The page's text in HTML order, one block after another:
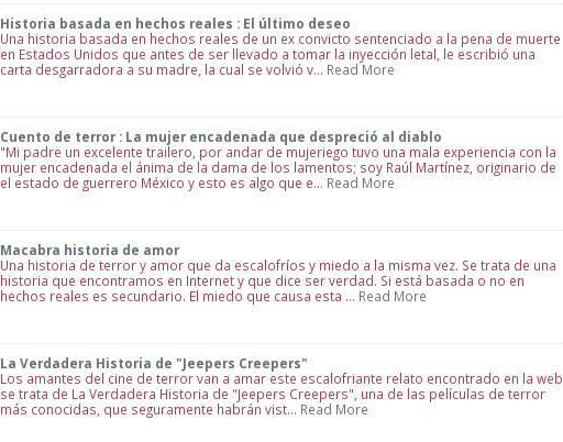
Historia basada en hechos reales : El último deseo
Una historia basada en hechos reales de un ex convicto sentenciado a la pena de muerte
en Estados Unidos que antes de ser llevado a tomar la inyección letal, le escribió una
carta desgarradora a su madre, la cual se volvió v… Read More
Cuento de terror : La mujer encadenada que despreció al diablo
"Mi padre un excelente trailero, por andar de mujeriego tuvo una mala experiencia con la
mujer encadenada el ánima de la dama de los lamentos; soy Raúl Martínez, originario de
el estado de guerrero México y esto es algo que e… Read More
Macabra historia de amor
Una historia de terror y amor que da escalofríos y miedo a la misma vez. Se trata de una
historia que encontramos en Internet y que dice ser verdad. Si está basada o no en
hechos reales es secundario. El miedo que causa esta … Read More
La Verdadera Historia de "Jeepers Creepers"
Los amantes del cine de terror van a amar este escalofriante relato encontrado en la web,
se trata de La Verdadera Historia de "Jeepers Creepers", una de las películas de terror
más conocidas, que seguramente habrán vist… Read More